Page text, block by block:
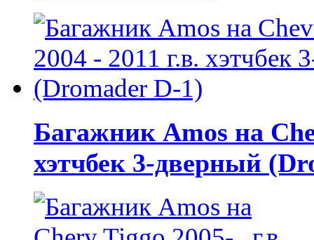
Багажник Amos на
хэтчбек 3-дверный